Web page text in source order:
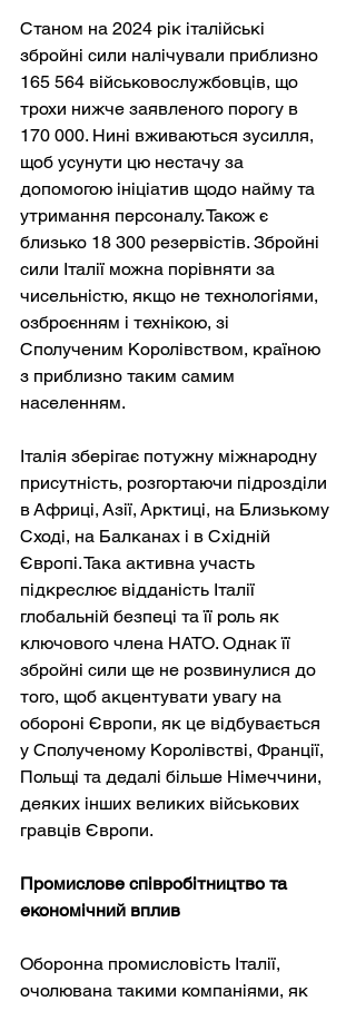
Станом на 2024 рік італійські
збройні сили налічували приблизно
165 564 військовослужбовців, що
трохи нижче заявленого порогу в
170 000. Нині вживаються зусилля,
щоб усунути цю нестачу за
допомогою ініціатив щодо найму та
утримання персоналу. Також є
близько 18 300 резервістів. Збройні
сили Італії можна порівняти за
чисельністю, якщо не технологіями,
озброєнням і технікою, зі
Сполученим Королівством, країною
з приблизно таким самим
населенням.
Італія зберігає потужну міжнародну
присутність, розгортаючи підрозділи
в Африці, Азії, Арктиці, на Близькому
Сході, на Балканах і в Східній
Європі. Така активна участь
підкреслює відданість Італії
глобальній безпеці та її роль як
ключового члена НАТО. Однак її
збройні сили ще не розвинулися до
того, щоб акцентувати увагу на
обороні Європи, як це відбувається
у Сполученому Королівстві, Франції,
Польщі та дедалі більше Німеччини,
деяких інших великих військових
гравців Європи.
Промислове співробітництво та
економічний вплив
Оборонна промисловість Італії,
очолювана такими компаніями, як